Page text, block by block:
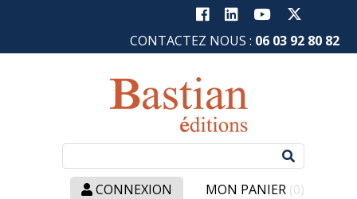
CONTACTEZ NOUS : 06 03 92 80 82
:
CONNEXION
MON PANIER (0)